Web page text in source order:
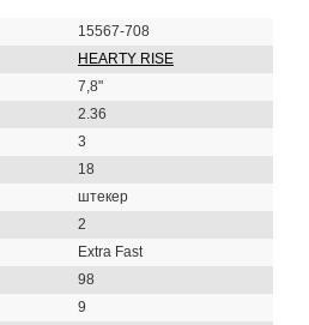
15567-708
HEARTY RISE
7,8"
2.36
3
18
штекер
2
Extra Fast
98
9